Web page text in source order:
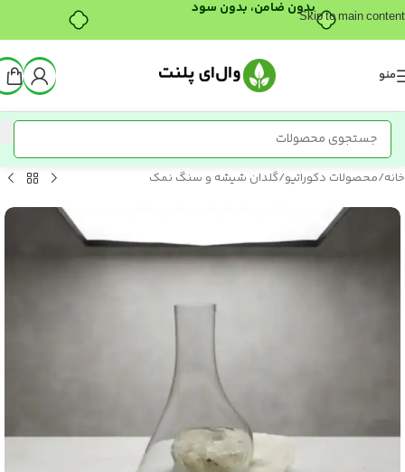
بدون ضامن، بدون سودSkip to main content
منو
خانه/محصولات دکوراتیو/گلدان شیشه و سنگ نمک